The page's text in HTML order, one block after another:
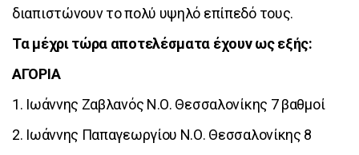
διαπιστώνουν το πολύ υψηλό επίπεδό τους.
Τα μέχρι τώρα αποτελέσματα έχουν ως εξής:
ΑΓΟΡΙΑ
1. Ιωάννης Ζαβλανός Ν.Ο. Θεσσαλονίκης 7 βαθμοί
2. Ιωάννης Παπαγεωργίου Ν.Ο. Θεσσαλονίκης 8